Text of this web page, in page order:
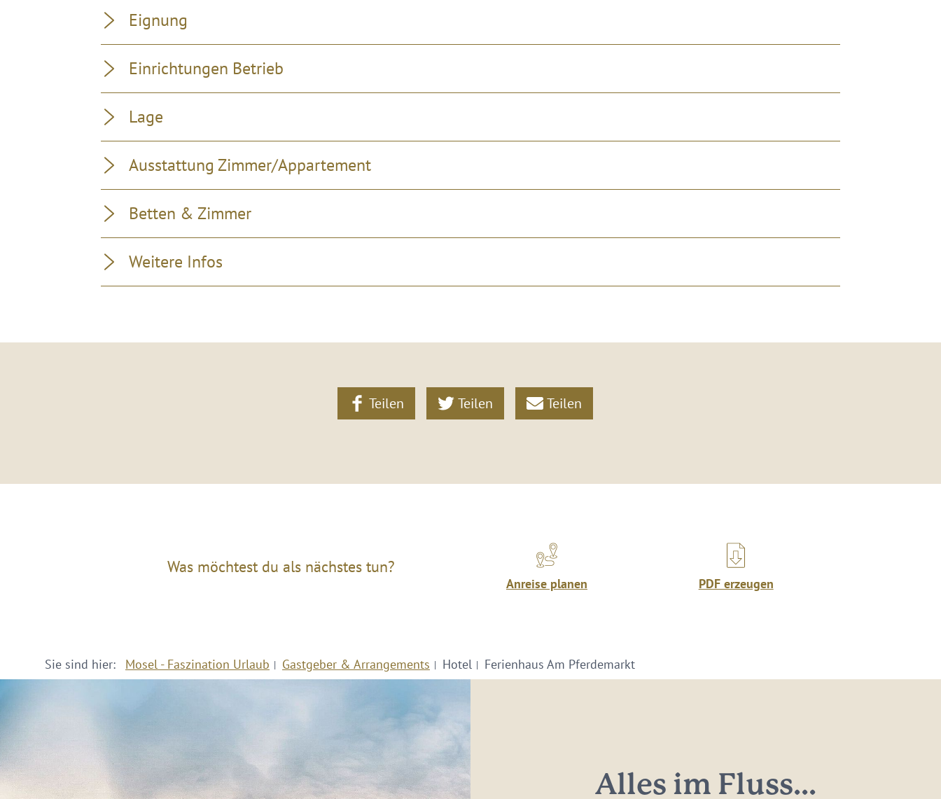
Eignung
Einrichtungen Betrieb
Lage
Ausstattung Zimmer/Appartement
Betten & Zimmer
Weitere Infos
Teilen Teilen Teilen
Was möchtest du als nächstes tun?
Anreise planen PDF erzeugen
Sie sind hier: Mosel - Faszination Urlaub Gastgeber & Arrangements Hotel Ferienhaus Am Pferdemarkt
Alles im Fluss...